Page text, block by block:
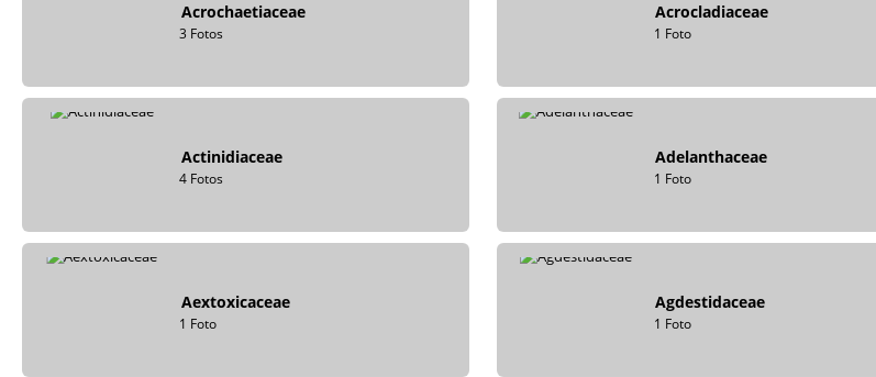
Acrochaetiaceae
3 Fotos
Acrocladiaceae
1 Foto
Actinidiaceae
4 Fotos
Adelanthaceae
1 Foto
Aextoxicaceae
1 Foto
Agdestidaceae
1 Foto